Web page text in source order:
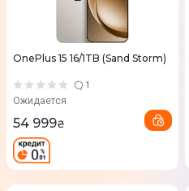
OnePlus 15 16/1TB (Sand Storm)
1
Ожидается
54 999₴